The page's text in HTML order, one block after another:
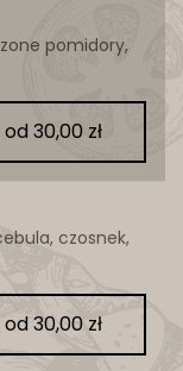
pomidory,
czosnek,